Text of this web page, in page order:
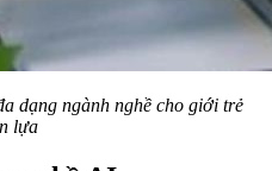
dạng ngành nghề cho giới trẻ
lựa